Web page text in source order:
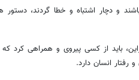
و دچار اشتباه و خطا گردند، دستور
باید از کسی پیروی و همراهی کرد
رفتار انسان دارد.